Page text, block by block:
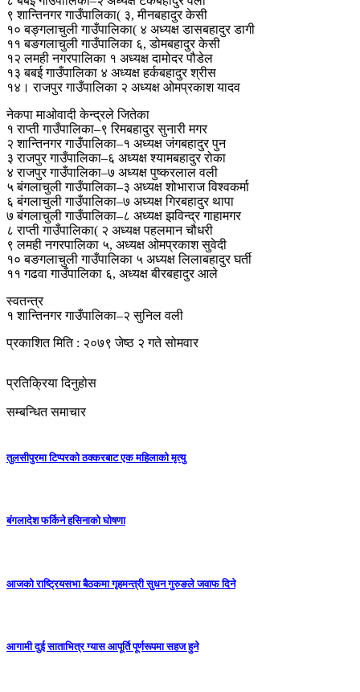
९ शान्तिनगर गाउँपालिका( ३, मीनबहादुर केसी
१० बङ्गलाचुली गाउँपालिका( ४ अध्यक्ष डासबहादुर डागी
११ बङगलाचुली गाउँपालिका ६, डोमबहादुर केसी
१२ लमही नगरपालिका १ अध्यक्ष दामोदर पौडेल
१३ बबई गाउँपालिका ४ अध्यक्ष हर्कबहादुर श्रीस
१४। राजपुर गाउँपालिका २ अध्यक्ष ओमप्रकाश यादव
नेकपा माओवादी केन्द्रले जितेका
१ राप्ती गाउँपालिका–९ रिमबहादुर सुनारी मगर
२ शान्तिनगर गाउँपालिका–१ अध्यक्ष जंगबहादुर पुन
३ राजपुर गाउँपालिका–६ अध्यक्ष श्यामबहादुर रोका
४ राजपुर गाउँपालिका–७ अध्यक्ष पुष्करलाल वली
५ बंगलाचुली गाउँपालिका–३ अध्यक्ष शोभाराज विश्वकर्मा
६ बंगलाचुली गाउँपालिका–७ अध्यक्ष गिरबहादुर थापा
७ बंगलाचुली गाउँपालिका–८ अध्यक्ष झविन्द्र गाहामगर
८ राप्ती गाउँपालिका( २ अध्यक्ष पहलमान चौधरी
९ लमही नगरपालिका ५, अध्यक्ष ओमप्रकाश सुवेदी
१० बङगलाचुली गाउँपालिका ५ अध्यक्ष लिलाबहादुर घर्ती
११ गढवा गाउँपालिका ६, अध्यक्ष बीरबहादुर आले
स्वतन्त्र
१ शान्तिनगर गाउँपालिका–२ सुनिल वली
प्रकाशित मिति : २०७९ जेष्ठ २ गते सोमवार
प्रतिक्रिया दिनुहोस
सम्बन्धित समाचार
तुलसीपुरमा टिप्परको ठक्करबाट एक महिलाको मृत्यु
बंगलादेश फर्किने हसिनाको घोषणा
आजको राष्ट्रियसभा बैठकमा गृहमन्त्री सुधन गुरुङले जवाफ दिने
आगामी दुई साताभित्र ग्यास आपूर्ति पूर्णरूपमा सहज हुने